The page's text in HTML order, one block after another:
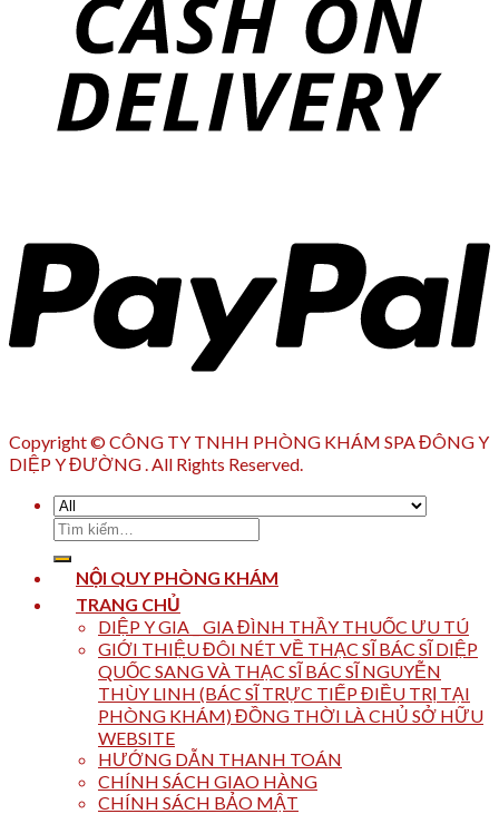
Copyright © CÔNG TY TNHH PHÒNG KHÁM SPA ĐÔNG Y
DIỆP Y ĐƯỜNG . All Rights Reserved.
Tìm
kiếm:
NỘI QUY PHÒNG KHÁM
TRANG CHỦ
DIỆP Y GIA _ GIA ĐÌNH THẦY THUỐC ƯU TÚ
GIỚI THIỆU ĐÔI NÉT VỀ THẠC SĨ BÁC SĨ DIỆP
QUỐC SANG VÀ THẠC SĨ BÁC SĨ NGUYỄN
THÙY LINH (BÁC SĨ TRỰC TIẾP ĐIỀU TRỊ TẠI
PHÒNG KHÁM) ĐỒNG THỜI LÀ CHỦ SỞ HỮU
WEBSITE
HƯỚNG DẪN THANH TOÁN
CHÍNH SÁCH GIAO HÀNG
CHÍNH SÁCH BẢO MẬT